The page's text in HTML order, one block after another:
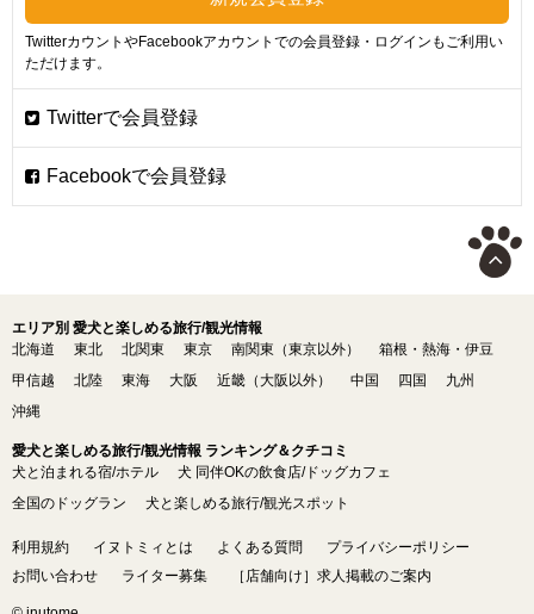
TwitterカウントやFacebookアカウントでの会員登録・ログインもご利用い
ただけます。
エリア別 愛犬と楽しめる旅行/観光情報
北海道
東北 北関東 東京 南関東（東京以外）
箱根・熱海・伊豆
甲信越
北陸 東海 大阪 近畿（大阪以外） 中国 四国
九州
沖縄
愛犬と楽しめる旅行/観光情報 ランキング＆クチコミ
犬と泊まれる宿/ホテル
犬 同伴OKの飲食店/ドッグカフェ
全国のドッグラン
犬と楽しめる旅行/観光スポット
利用規約 イヌトミィとは よくある質問
プライバシーポリシー
お問い合わせ
ライター募集 ［店舗向け］求人掲載のご案内